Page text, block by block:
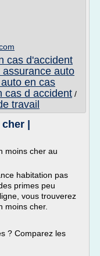
cas d'accident
auto
en cas
cas d accident /
travail
|
moins cher au
habitation pas
primes peu
vous trouverez
moins cher.
? Comparez les